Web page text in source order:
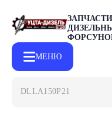
МЕНЮ
DLLA150P2153